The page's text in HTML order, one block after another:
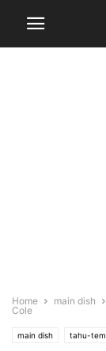
Home main dish
Cole
main dish tahu-